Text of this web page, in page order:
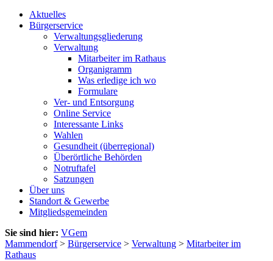
Aktuelles
Bürgerservice
Verwaltungsgliederung
Verwaltung
Mitarbeiter im Rathaus
Organigramm
Was erledige ich wo
Formulare
Ver- und Entsorgung
Online Service
Interessante Links
Wahlen
Gesundheit (überregional)
Überörtliche Behörden
Notruftafel
Satzungen
Über uns
Standort & Gewerbe
Mitgliedsgemeinden
Sie sind hier: VGem
Mammendorf> Bürgerservice > Verwaltung > Mitarbeiter im
Rathaus